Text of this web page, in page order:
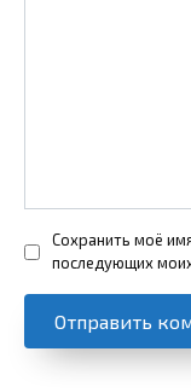
Сохранить моё
последующих